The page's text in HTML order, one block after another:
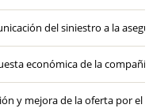
del siniestro a la
económica de la
y mejora de la oferta por el